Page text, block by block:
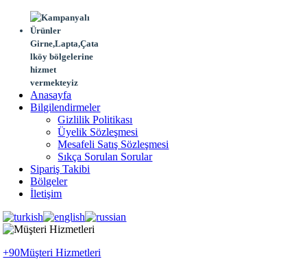
Girne,Lapta,Çata
lköy bölgelerine
hizmet
vermekteyiz
Anasayfa
Bilgilendirmeler
Gizlilik Politikası
Üyelik Sözleşmesi
Mesafeli Satış Sözleşmesi
Sıkça Sorulan Sorular
Sipariş Takibi
Bölgeler
İletişim
+90Müşteri Hizmetleri